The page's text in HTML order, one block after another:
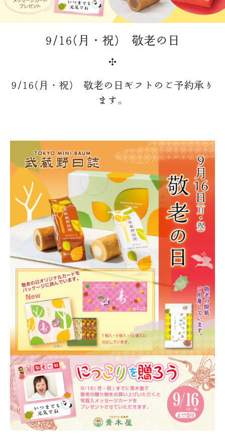
9/16(月・祝) 敬老の日
9/16(月・祝) 敬老の日ギフトのご予約承り
ます。